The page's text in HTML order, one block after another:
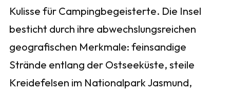
Kulisse für Campingbegeisterte. Die Insel
besticht durch ihre abwechslungsreichen
geografischen Merkmale: feinsandige
Strände entlang der Ostseeküste, steile
Kreidefelsen im Nationalpark Jasmund,